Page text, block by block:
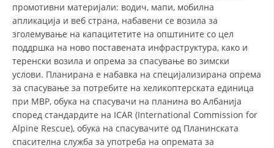
промотивни материјали: водич, мапи, мобилна
апликација и веб страна, набавени се возила за
зголемување на капацитетите на општините со цел
поддршка на ново поставената инфраструктура, како и
теренски возила и опрема за спасување во зимски
услови. Планирана е набавка на специјализирана опрема
за спасување за потребите на хеликоптерската единица
при МВР, обука на спасувачи на планина во Албанија
според стандардите на ICAR (International Commission for
Alpine Rescue), обука на спасувачите од Планинската
спасителна служба за употреба на опремата за